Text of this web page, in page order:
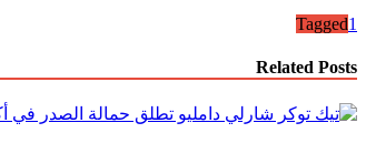
Tagged1
Related Posts